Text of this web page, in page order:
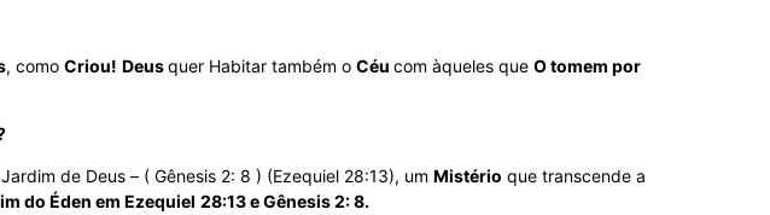
, como Criou! Deusquer Habitar também o Céu com àqueles que O tomem por
de Deus – ( Gênesis 2: 8 ) (Ezequiel 28:13), um Mistério que transcende a
do Éden em Ezequiel 28:13 e Gênesis 2: 8.